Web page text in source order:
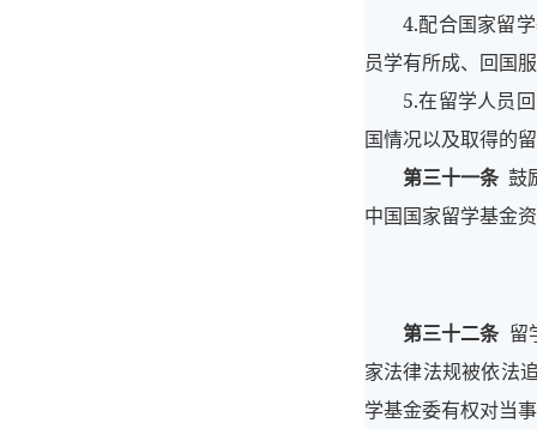
4.配合国家留
员学有所成、回国
5.在留学人员
国情况以及取得的
第三十一条鼓
中国国家留学基金
第三十二条留
家法律法规被依法
学基金委有权对当